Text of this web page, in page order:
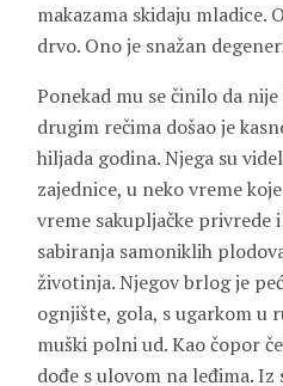
makazama skidaju mladice.
drvo. Ono je snažan
Ponekad mu se činilo da
drugim rečima došao je
hiljada godina. Njega su
zajednice, u neko vreme
vreme sakupljačke
sabiranja samoniklih
životinja. Njegov brlog je
ognjište, gola, s ugarkom u
muški polni ud. Kao čopor
dođe s ulovom na leđima.